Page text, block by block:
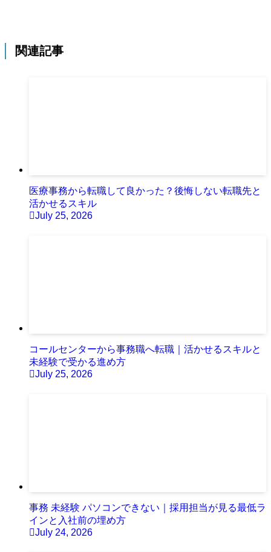
関連記事
医療事務から転職して良かった？後悔しない転職先と
活かせるスキル
July 25, 2026
コールセンターから事務職へ転職｜活かせるスキルと
未経験で受かる進め方
July 25, 2026
事務 未経験 パソコンできない｜採用担当が見る最低ラ
インと入社前の埋め方
July 24, 2026